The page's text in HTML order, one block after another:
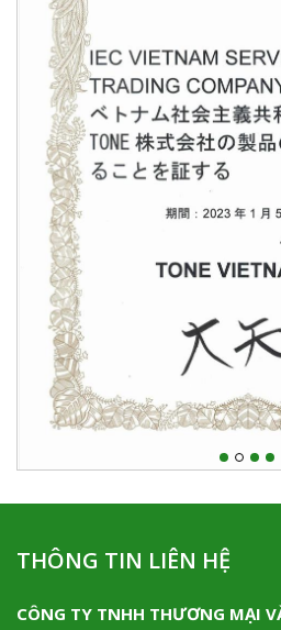
THÔNG TIN LIÊN HỆ
CÔNG TY TNHH THƯƠNG MẠI